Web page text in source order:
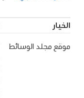
الخيار
موقع مجلد الوسائط